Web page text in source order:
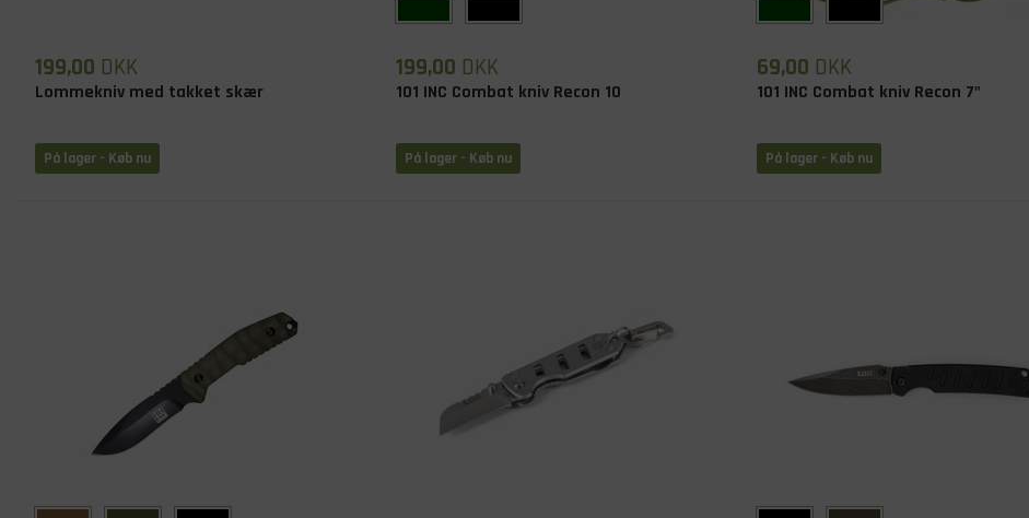
199,00 DKK
Lommekniv med takket skær
På lager - Køb nu
199,00 DKK
101 INC Combat kniv Recon 10
På lager - Køb nu
69,00 DKK
101 INC Combat kniv Recon 7"
På lager - Køb nu